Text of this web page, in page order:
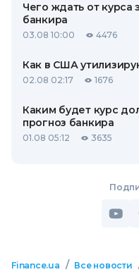
Чего ждать от
банкира
03.08 10:00 4476
Как в США
02.08 02:17 1676
Каким будет курс
прогноз банкира
01.08 05:12 3635
Finance.ua / Все новости